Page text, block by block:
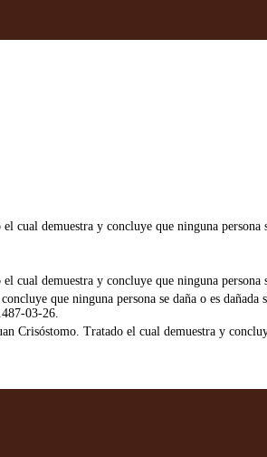
cual demuestra y concluye que ninguna
cual demuestra y concluye que ninguna
que ninguna persona se daña o es
03-26.
Crisóstomo. Tratado el cual demuestra y